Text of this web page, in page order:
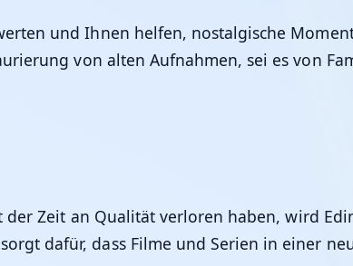
und Ihnen helfen, nostalgische
von alten Aufnahmen, sei es von
der Zeit an Qualität verloren haben, wird
dafür, dass Filme und Serien in einer